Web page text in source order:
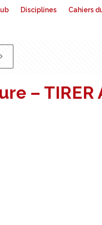
Disciplines Cahiers
– TIRER